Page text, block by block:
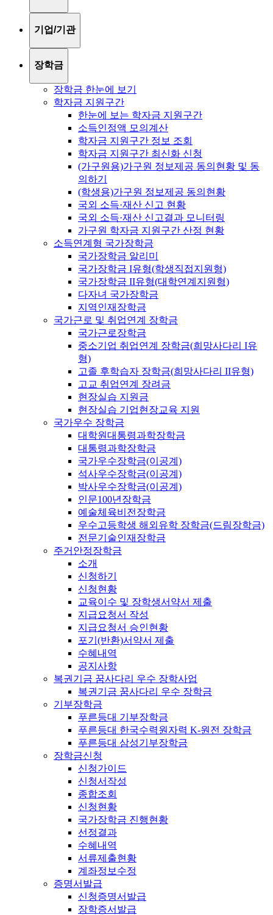
기업/기관
장학금
장학금 한눈에 보기
학자금 지원구간
한눈에 보는 학자금 지원구간
소득인정액 모의계산
학자금 지원구간 정보 조회
학자금 지원구간 최신화 신청
(가구원용)가구원 정보제공 동의현황 및 동
의하기
(학생용)가구원 정보제공 동의현황
국외 소득·재산 신고 현황
국외 소득·재산 신고결과 모니터링
가구원 학자금 지원구간 산정 현황
소득연계형 국가장학금
국가장학금 알리미
국가장학금 I유형(학생직접지원형)
국가장학금 II유형(대학연계지원형)
다자녀 국가장학금
지역인재장학금
국가근로 및 취업연계 장학금
국가근로장학금
중소기업 취업연계 장학금(희망사다리 I유
형)
고졸 후학습자 장학금(희망사다리 II유형)
고교 취업연계 장려금
현장실습 지원금
현장실습 기업현장교육 지원
국가우수 장학금
대학원대통령과학장학금
대통령과학장학금
국가우수장학금(이공계)
석사우수장학금(이공계)
박사우수장학금(이공계)
인문100년장학금
예술체육비전장학금
우수고등학생 해외유학 장학금(드림장학금)
전문기술인재장학금
주거안정장학금
소개
신청하기
신청현황
교육이수 및 장학생서약서 제출
지급요청서 작성
지급요청서 승인현황
포기(반환)서약서 제출
수혜내역
공지사항
복권기금 꿈사다리 우수 장학사업
복권기금 꿈사다리 우수 장학금
기부장학금
푸른등대 기부장학금
푸른등대 한국수력원자력 K-원전 장학금
푸른등대 삼성기부장학금
장학금신청
신청가이드
신청서작성
종합조회
신청현황
국가장학금 진행현황
선정결과
수혜내역
서류제출현황
계좌정보수정
증명서발급
신청증명서발급
장학증서발급